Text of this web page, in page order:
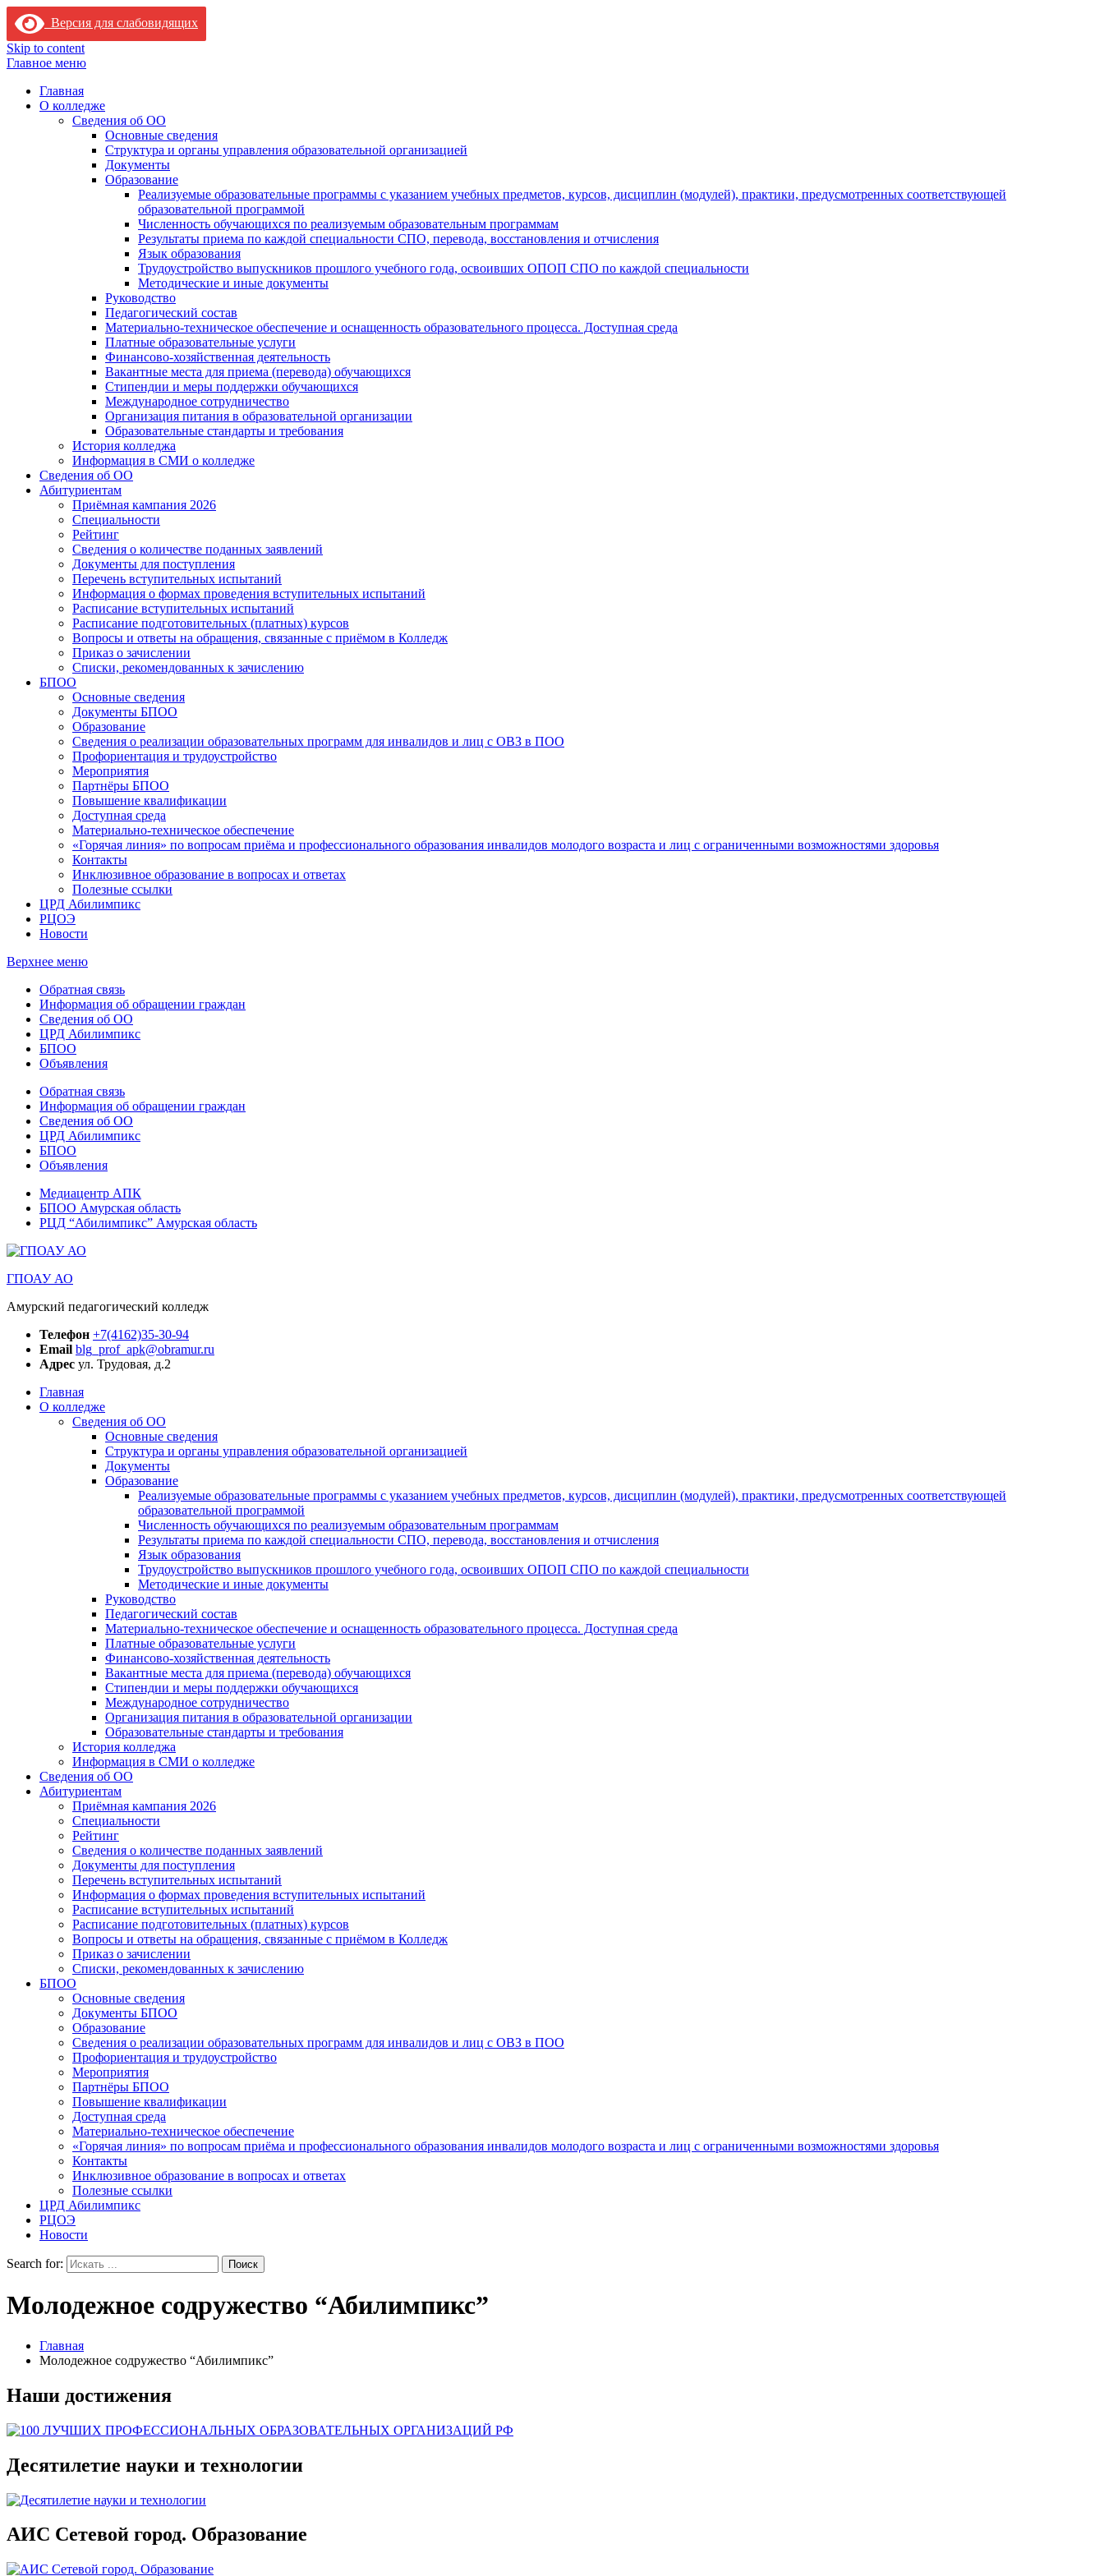
Версия для слабовидящих
Skip to content
Главное меню
Главная
О колледже
Сведения об ОО
Основные сведения
Структура и органы управления образовательной организацией
Документы
Образование
Реализуемые образовательные программы с указанием учебных предметов, курсов, дисциплин (модулей), практики, предусмотренных соответствующей
образовательной программой
Численность обучающихся по реализуемым образовательным программам
Результаты приема по каждой специальности СПО, перевода, восстановления и отчисления
Язык образования
Трудоустройство выпускников прошлого учебного года, освоивших ОПОП СПО по каждой специальности
Методические и иные документы
Руководство
Педагогический состав
Материально-техническое обеспечение и оснащенность образовательного процесса. Доступная среда
Платные образовательные услуги
Финансово-хозяйственная деятельность
Вакантные места для приема (перевода) обучающихся
Стипендии и меры поддержки обучающихся
Международное сотрудничество
Организация питания в образовательной организации
Образовательные стандарты и требования
История колледжа
Информация в СМИ о колледже
Сведения об ОО
Абитуриентам
Приёмная кампания 2026
Специальности
Рейтинг
Сведения о количестве поданных заявлений
Документы для поступления
Перечень вступительных испытаний
Информация о формах проведения вступительных испытаний
Расписание вступительных испытаний
Расписание подготовительных (платных) курсов
Вопросы и ответы на обращения, связанные с приёмом в Колледж
Приказ о зачислении
Списки, рекомендованных к зачислению
БПОО
Основные сведения
Документы БПОО
Образование
Сведения о реализации образовательных программ для инвалидов и лиц с ОВЗ в ПОО
Профориентация и трудоустройство
Мероприятия
Партнёры БПОО
Повышение квалификации
Доступная среда
Материально-техническое обеспечение
«Горячая линия» по вопросам приёма и профессионального образования инвалидов молодого возраста и лиц с ограниченными возможностями здоровья
Контакты
Инклюзивное образование в вопросах и ответах
Полезные ссылки
ЦРД Абилимпикс
РЦОЭ
Новости
Верхнее меню
Обратная связь
Информация об обращении граждан
Сведения об ОО
ЦРД Абилимпикс
БПОО
Объявления
Обратная связь
Информация об обращении граждан
Сведения об ОО
ЦРД Абилимпикс
БПОО
Объявления
Медиацентр АПК
БПОО Амурская область
РЦД “Абилимпикс” Амурская область
ГПОАУ АО
Амурский педагогический колледж
Телефон +7(4162)35-30-94
Email blg_prof_apk@obramur.ru
Адрес ул. Трудовая, д.2
Главная
О колледже
Сведения об ОО
Основные сведения
Структура и органы управления образовательной организацией
Документы
Образование
Реализуемые образовательные программы с указанием учебных предметов, курсов, дисциплин (модулей), практики, предусмотренных соответствующей
образовательной программой
Численность обучающихся по реализуемым образовательным программам
Результаты приема по каждой специальности СПО, перевода, восстановления и отчисления
Язык образования
Трудоустройство выпускников прошлого учебного года, освоивших ОПОП СПО по каждой специальности
Методические и иные документы
Руководство
Педагогический состав
Материально-техническое обеспечение и оснащенность образовательного процесса. Доступная среда
Платные образовательные услуги
Финансово-хозяйственная деятельность
Вакантные места для приема (перевода) обучающихся
Стипендии и меры поддержки обучающихся
Международное сотрудничество
Организация питания в образовательной организации
Образовательные стандарты и требования
История колледжа
Информация в СМИ о колледже
Сведения об ОО
Абитуриентам
Приёмная кампания 2026
Специальности
Рейтинг
Сведения о количестве поданных заявлений
Документы для поступления
Перечень вступительных испытаний
Информация о формах проведения вступительных испытаний
Расписание вступительных испытаний
Расписание подготовительных (платных) курсов
Вопросы и ответы на обращения, связанные с приёмом в Колледж
Приказ о зачислении
Списки, рекомендованных к зачислению
БПОО
Основные сведения
Документы БПОО
Образование
Сведения о реализации образовательных программ для инвалидов и лиц с ОВЗ в ПОО
Профориентация и трудоустройство
Мероприятия
Партнёры БПОО
Повышение квалификации
Доступная среда
Материально-техническое обеспечение
«Горячая линия» по вопросам приёма и профессионального образования инвалидов молодого возраста и лиц с ограниченными возможностями здоровья
Контакты
Инклюзивное образование в вопросах и ответах
Полезные ссылки
ЦРД Абилимпикс
РЦОЭ
Новости
Search for:
Молодежное содружество “Абилимпикс”
Главная
Молодежное содружество “Абилимпикс”
Наши достижения
Десятилетие науки и технологии
АИС Сетевой город. Образование